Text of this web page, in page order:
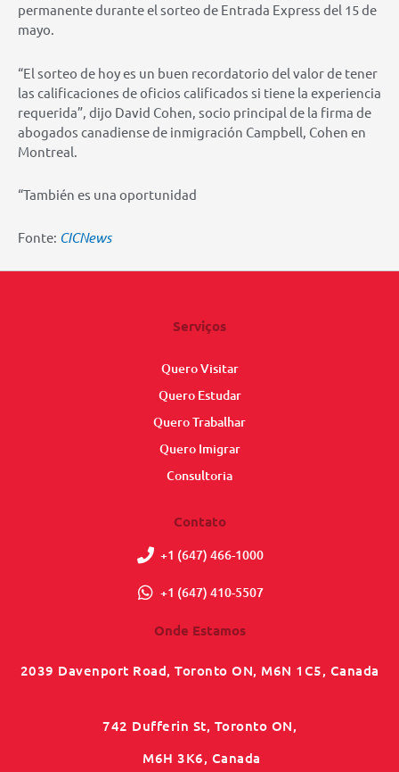
permanente durante el sorteo de Entrada Express del 15 de
mayo.
“El sorteo de hoy es un buen recordatorio del valor de tener
las calificaciones de oficios calificados si tiene la experiencia
requerida”, dijo David Cohen, socio principal de la firma de
abogados canadiense de inmigración Campbell, Cohen en
Montreal.
“También es una oportunidad
Fonte: CICNews
Serviços
Quero Visitar
Quero Estudar
Quero Trabalhar
Quero Imigrar
Consultoria
Contato
+1 (647) 466-1000
+1 (647) 410-5507
Onde Estamos
2039 Davenport Road, Toronto ON, M6N 1C5, Canada
742 Dufferin St, Toronto ON,
M6H 3K6, Canada